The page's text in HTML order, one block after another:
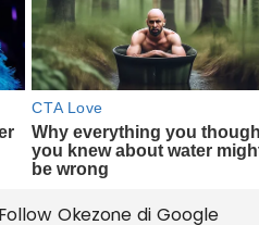
Follow Okezone di Google